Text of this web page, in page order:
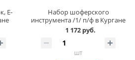
Е-
Набор шоферского
инструмента /1/ п/ф в Кургане
1 172 руб.
шт